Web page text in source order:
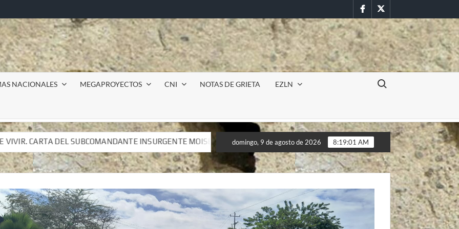
FacebookTwitter
NACIONALES MEGAPROYECTOS CNI NOTAS DE GRIETA EZLN
Buscar:
INSURGENTE MOISÉS A LUIS DE TAVIRA
Incursión militar en la UAEM (Morelos) durante paro estudiantil por
INSURGENTE MOISÉS A LUIS DE TAVIRA
Incursión militar en la UAEM (Morelos) durante paro estudiantil por
domingo, 9 de agosto de 2026 8:19:03 AM